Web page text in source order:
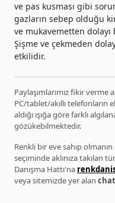
ve pas kusması gibi
gazların sebep olduğu
ve mukavemetten
Şişme ve çekmeden
etkilidir.
Paylaşımlarımız fikir verme
PC/tablet/akıllı telefonların
aldığı ışığa göre farklı
gözükebilmektedir.
Renkli bir eve sahip
seçiminde aklınıza takılan
Danışma Hattı'na
veya sitemizde yer alan